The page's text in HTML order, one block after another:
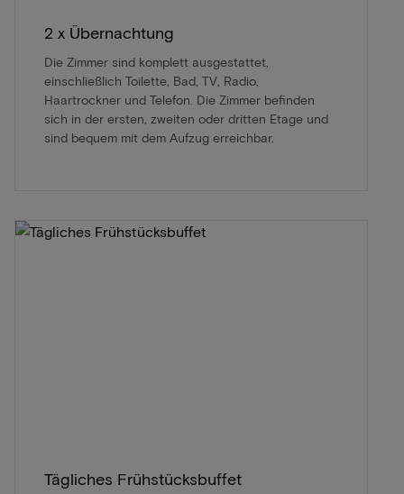
2 x Übernachtung
Die Zimmer sind komplett ausgestattet,
einschließlich Toilette, Bad, TV, Radio,
Haartrockner und Telefon. Die Zimmer befinden
sich in der ersten, zweiten oder dritten Etage und
sind bequem mit dem Aufzug erreichbar.
Tägliches Frühstücksbuffet